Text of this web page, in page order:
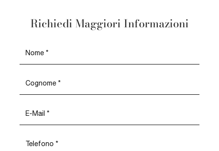
Richiedi Maggiori Informazioni